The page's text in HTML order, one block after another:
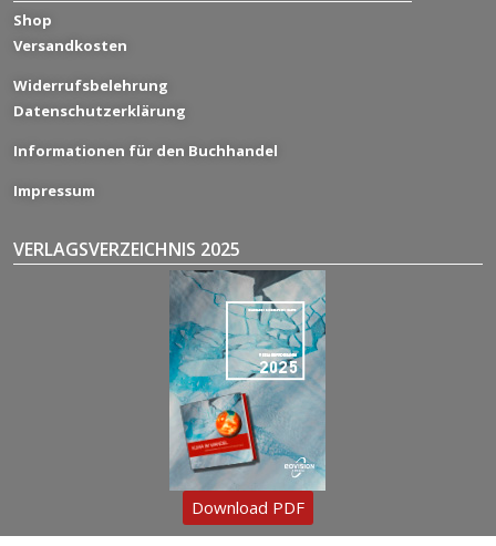
Shop
Versandkosten
Widerrufsbelehrung
Datenschutzerklärung
Informationen für den Buchhandel
Impressum
VERLAGSVERZEICHNIS 2025
Download PDF